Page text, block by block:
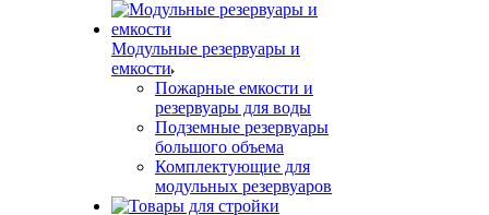
Модульные резервуары и
емкости
Пожарные емкости и
резервуары для воды
Подземные резервуары
большого объема
Комплектующие для
модульных резервуаров